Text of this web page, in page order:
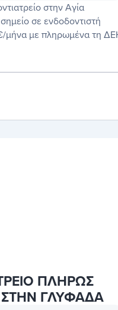
στην Αγία
σε ενδοδοντιστή
μήνα με πληρωμένα τη
ΠΛΗΡΩΣ
ΓΛΥΦΑΔΑ